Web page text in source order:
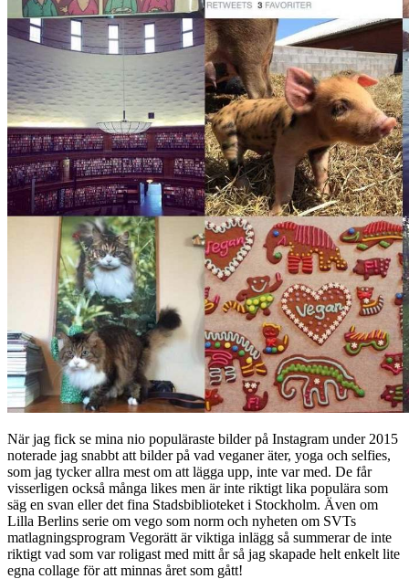
När jag fick se mina nio populäraste bilder på Instagram under 2015
noterade jag snabbt att bilder på vad veganer äter, yoga och selfies,
som jag tycker allra mest om att lägga upp, inte var med. De får
visserligen också många likes men är inte riktigt lika populära som
säg en svan eller det fina Stadsbiblioteket i Stockholm. Även om
Lilla Berlins serie om vego som norm och nyheten om SVTs
matlagningsprogram Vegorätt är viktiga inlägg så summerar de inte
riktigt vad som var roligast med mitt år så jag skapade helt enkelt lite
egna collage för att minnas året som gått!